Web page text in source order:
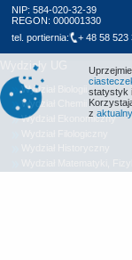
NIP: 584-020-32-39
REGON: 000001330
tel. portiernia:
+ 48 58 523
Wydziały UG
Wydział Biologii
Wydział Chemii
Wydział Ekonomiczny
statystyk
z